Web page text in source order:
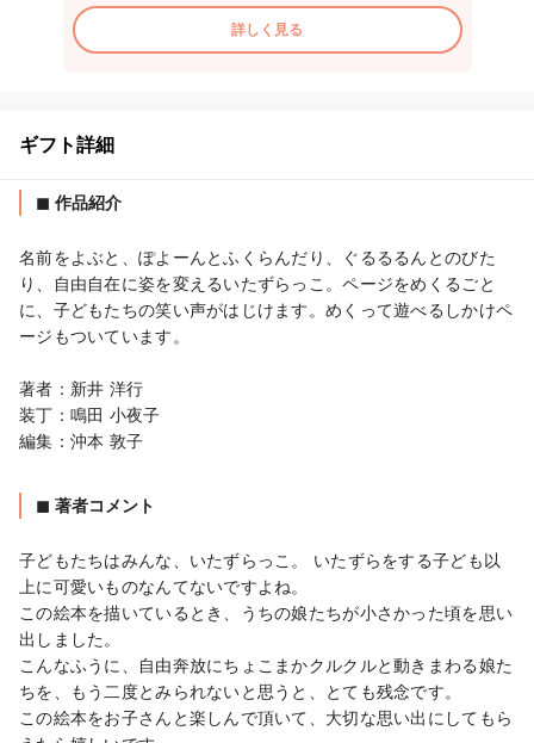
詳しく見る
ギフト詳細
◼︎ 作品紹介
名前をよぶと、ぽよーんとふくらんだり、ぐるるるんとのびた
り、自由自在に姿を変えるいたずらっこ。ページをめくるごと
に、子どもたちの笑い声がはじけます。めくって遊べるしかけペ
ージもついています。
著者：新井 洋行
装丁：鳴田 小夜子
編集：沖本 敦子
◼︎ 著者コメント
子どもたちはみんな、いたずらっこ。 いたずらをする子ども以
上に可愛いものなんてないですよね。
この絵本を描いているとき、うちの娘たちが小さかった頃を思い
出しました。
こんなふうに、自由奔放にちょこまかクルクルと動きまわる娘た
ちを、もう二度とみられないと思うと、とても残念です。
この絵本をお子さんと楽しんで頂いて、大切な思い出にしてもら